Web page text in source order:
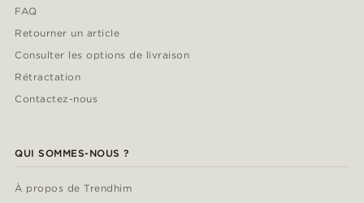
FAQ
Retourner un article
Consulter les options de livraison
Rétractation
Contactez-nous
QUI SOMMES-NOUS ?
À propos de Trendhim